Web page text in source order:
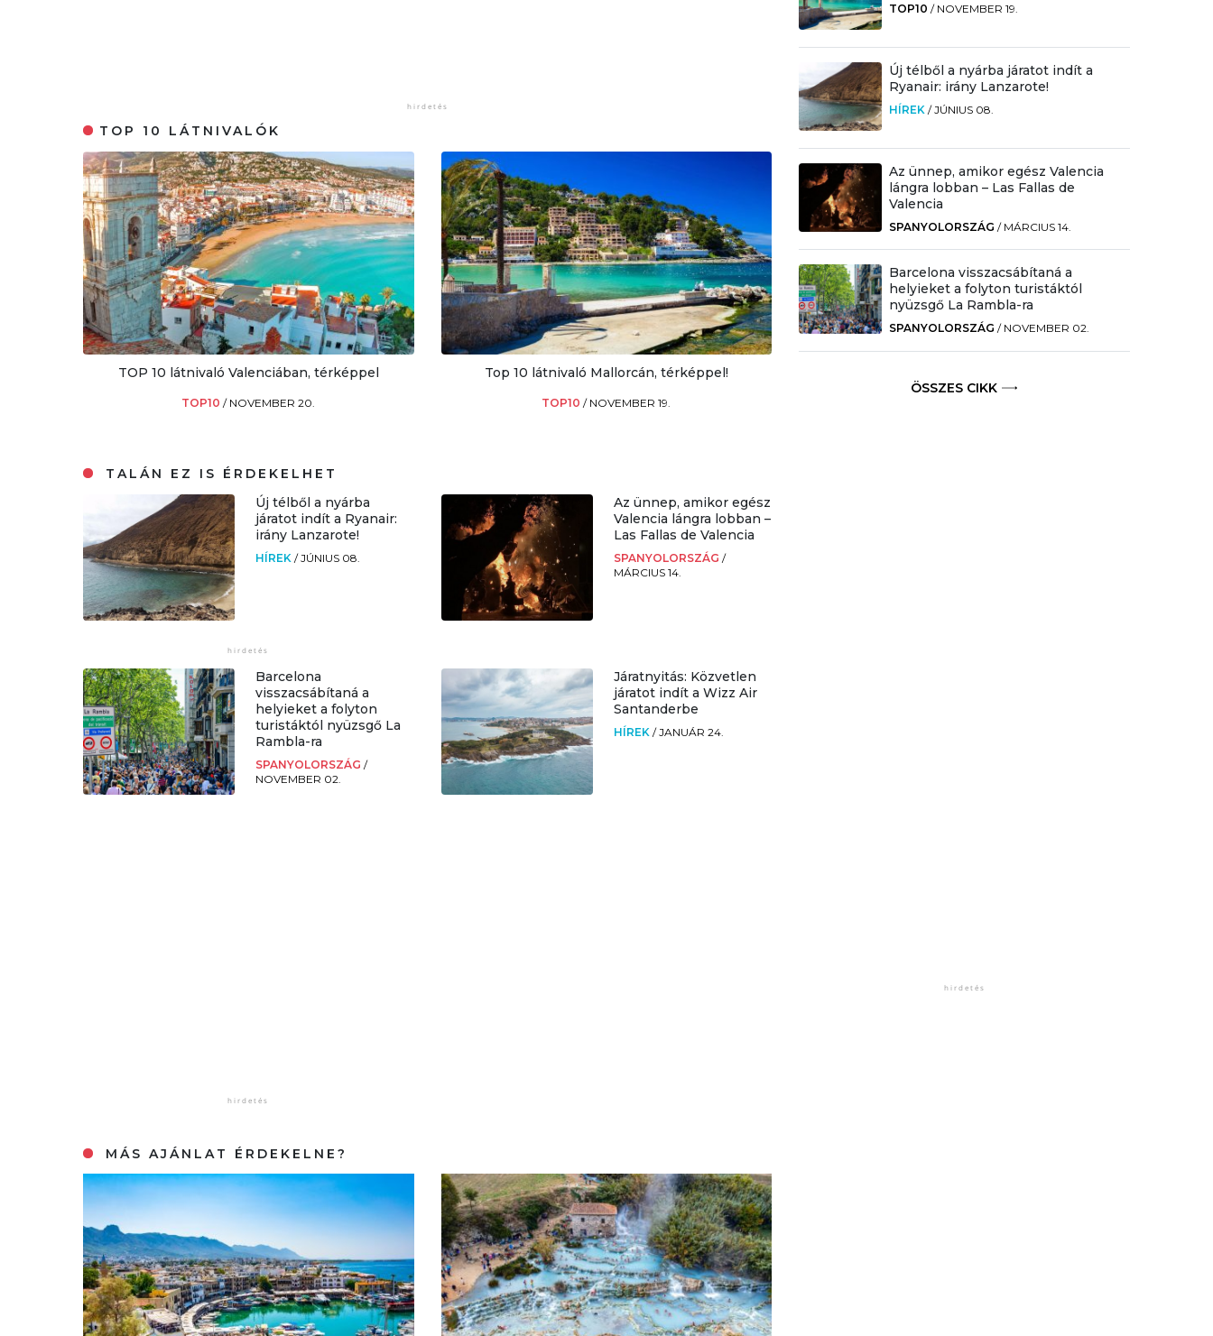
TOP 10 LÁTNIVALÓK
TOP 10 látnivaló Valenciában, térképpel
TOP10/ NOVEMBER 20.
Top 10 látnivaló Mallorcán, térképpel!
TOP10/ NOVEMBER 19.
TALÁN EZ IS ÉRDEKELHET
Új télből a nyárba
járatot indít a Ryanair:
irány Lanzarote!
HÍREK/JÚNIUS 08.
Az ünnep, amikor egész
Valencia lángra lobban –
Las Fallas de Valencia
SPANYOLORSZÁG /
MÁRCIUS 14.
Barcelona
visszacsábítaná a
helyieket a folyton
turistáktól nyüzsgő La
Rambla-ra
SPANYOLORSZÁG/
NOVEMBER 02.
Járatnyitás: Közvetlen
járatot indít a Wizz Air
Santanderbe
HÍREK /JANUÁR 24.
MÁS AJÁNLAT ÉRDEKELNE?
TOP10 / NOVEMBER 19.
Új télből a nyárba járatot indít a
Ryanair: irány Lanzarote!
HÍREK /JÚNIUS 08.
Az ünnep, amikor egész Valencia
lángra lobban – Las Fallas de
Valencia
SPANYOLORSZÁG / MÁRCIUS 14.
Barcelona visszacsábítaná a
helyieket a folyton turistáktól
nyüzsgő La Rambla-ra
SPANYOLORSZÁG / NOVEMBER 02.
ÖSSZES CIKK